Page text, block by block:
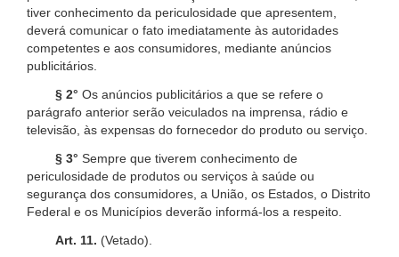
tiver conhecimento da periculosidade que apresentem,
deverá comunicar o fato imediatamente às autoridades
competentes e aos consumidores, mediante anúncios
publicitários.
§ 2° Os anúncios publicitários a que se refere o
parágrafo anterior serão veiculados na imprensa, rádio e
televisão, às expensas do fornecedor do produto ou serviço.
§ 3° Sempre que tiverem conhecimento de
periculosidade de produtos ou serviços à saúde ou
segurança dos consumidores, a União, os Estados, o Distrito
Federal e os Municípios deverão informá-los a respeito.
Art. 11. (Vetado).